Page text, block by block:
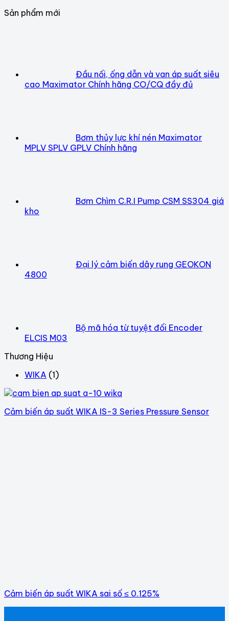
Sản phẩm mới
Đầu nối, ống dẫn và van áp suất siêu
cao Maximator Chính hãng CO/CQ đầy đủ
Bơm thủy lực khí nén Maximator
MPLV SPLV GPLV Chính hãng
Bơm Chìm C.R.I Pump CSM SS304 giá
kho
Đại lý cảm biến dây rung GEOKON
4800
Bộ mã hóa từ tuyệt đối Encoder
ELCIS M03
Thương Hiệu
WIKA (1)
Cảm biến áp suất WIKA IS-3 Series Pressure Sensor
Cảm biến áp suất WIKA sai số ≤ 0.125%